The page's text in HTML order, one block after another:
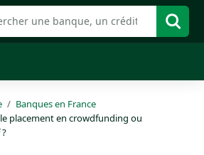
Banques en France
placement en crowdfunding ou